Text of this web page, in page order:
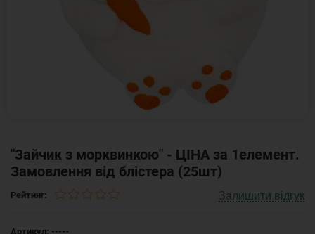
"Зайчик з морквинкою" - ЦІНА за 1елемент.
Замовлення від блістера (25шт)
Рейтинг: Залишити відгук
Артикул: -----